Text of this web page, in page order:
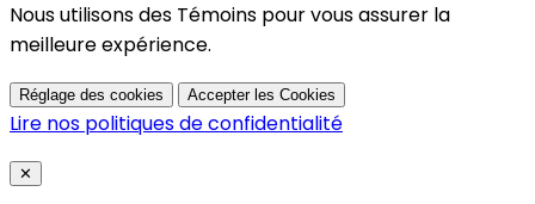
Nous utilisons des Témoins pour vous assurer la
meilleure expérience.
Réglage des cookies Accepter les Cookies
Lire nos politiques de confidentialité
Close
✕